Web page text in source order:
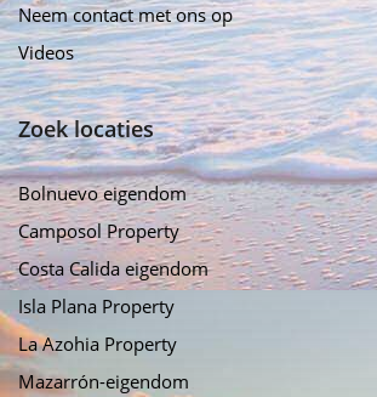
Neem contact met ons op
Videos
Zoek locaties
Bolnuevo eigendom
Camposol Property
Costa Calida eigendom
Isla Plana Property
La Azohia Property
Mazarrón-eigendom